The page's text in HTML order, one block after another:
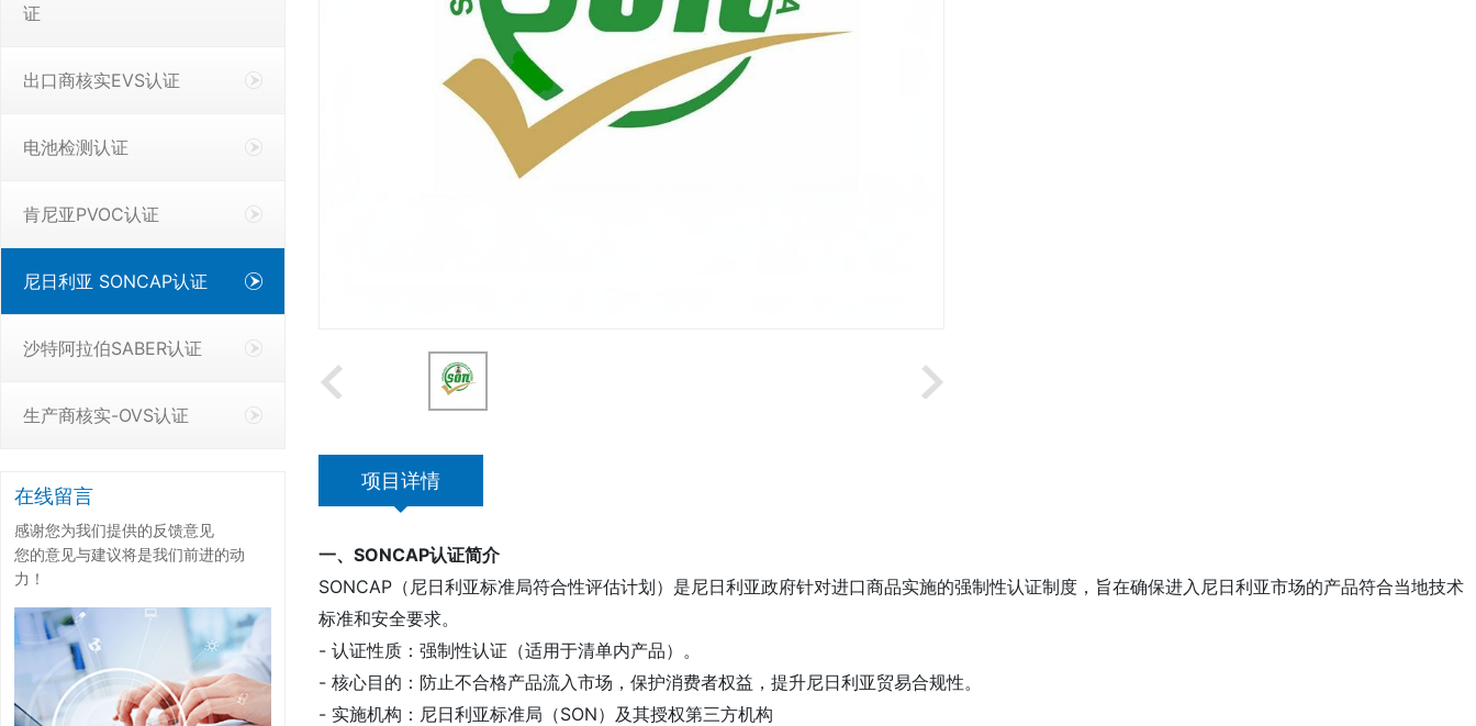
证
出口商核实EVS认证
电池检测认证
肯尼亚PVOC认证
尼日利亚 SONCAP认证
沙特阿拉伯SABER认证
生产商核实-OVS认证
在线留言
感谢您为我们提供的反馈意见
您的意见与建议将是我们前进的动
力！
项目详情
一、SONCAP认证简介
SONCAP（尼日利亚标准局符合性评估计划）是尼日利亚政府针对进口商品实施的强制性认证制度，旨在确保进入尼日利亚市场的产品符合当地技术
标准和安全要求。
- 认证性质：强制性认证（适用于清单内产品）。
- 核心目的：防止不合格产品流入市场，保护消费者权益，提升尼日利亚贸易合规性。
- 实施机构：尼日利亚标准局（SON）及其授权第三方机构